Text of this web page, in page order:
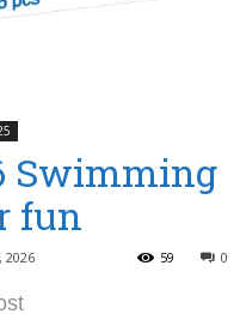
Swimming
fun
2026 0
59